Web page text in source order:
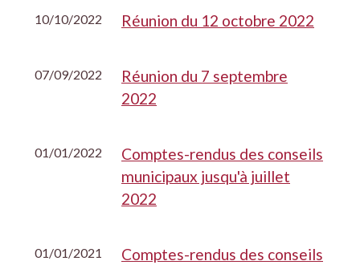
10/10/2022 Réunion du 12 octobre 2022
07/09/2022
Réunion du 7 septembre
2022
01/01/2022
Comptes-rendus des conseils
municipaux jusqu'à juillet
2022
01/01/2021
Comptes-rendus des conseils